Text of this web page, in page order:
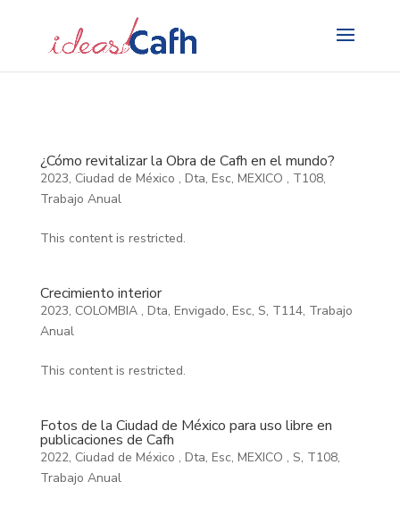
¿Cómo revitalizar la Obra de Cafh en el mundo?
2023, Ciudad de México , Dta, Esc, MEXICO , T108,
Trabajo Anual
This content is restricted.
Crecimiento interior
2023, COLOMBIA , Dta, Envigado, Esc, S, T114, Trabajo
Anual
This content is restricted.
Fotos de la Ciudad de México para uso libre en
publicaciones de Cafh
2022, Ciudad de México , Dta, Esc, MEXICO , S, T108,
Trabajo Anual